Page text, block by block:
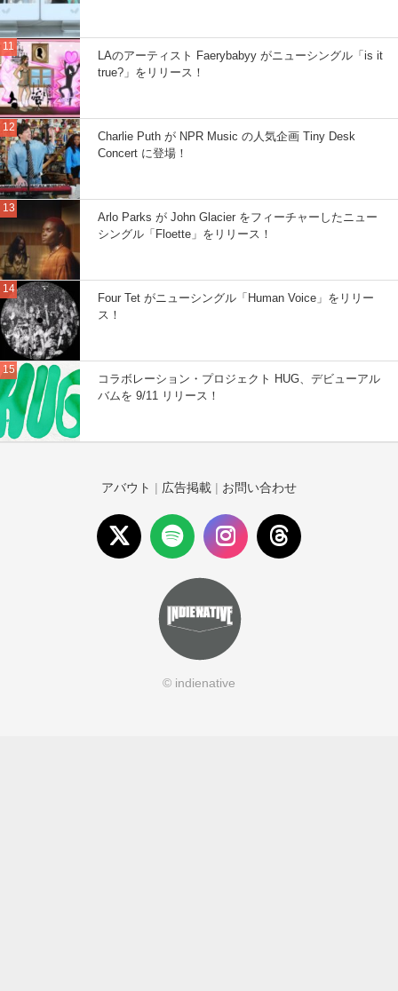
LAのアーティスト Faerybabyy がニューシングル「is it
true?」をリリース！
Charlie Puth が NPR Music の人気企画 Tiny Desk
Concert に登場！
Arlo Parks が John Glacier をフィーチャーしたニュー
シングル「Floette」をリリース！
Four Tet がニューシングル「Human Voice」をリリー
ス！
コラボレーション・プロジェクト HUG、デビューアル
バムを 9/11 リリース！
アバウト | 広告掲載 | お問い合わせ
© indienative